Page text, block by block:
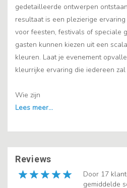
gedetailleerde ontwerpen
resultaat is een plezierige
voor feesten, festivals of speciale
gasten kunnen kiezen uit een
kleuren. Laat je evenement
kleurrijke ervaring die iedereen zal
Wie zijn
Reviews
Door 17
gemiddelde